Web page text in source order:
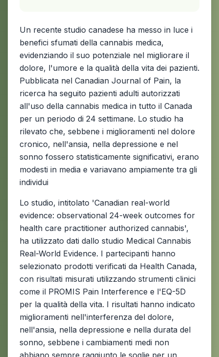
Un recente studio canadese ha messo in luce i
benefici sfumati della cannabis medica,
evidenziando il suo potenziale nel migliorare il
dolore, l'umore e la qualità della vita dei pazienti.
Pubblicata nel Canadian Journal of Pain, la
ricerca ha seguito pazienti adulti autorizzati
all'uso della cannabis medica in tutto il Canada
per un periodo di 24 settimane. Lo studio ha
rilevato che, sebbene i miglioramenti nel dolore
cronico, nell'ansia, nella depressione e nel
sonno fossero statisticamente significativi, erano
modesti in media e variavano ampiamente tra gli
individui
Lo studio, intitolato 'Canadian real-world
evidence: observational 24-week outcomes for
health care practitioner authorized cannabis',
ha utilizzato dati dallo studio Medical Cannabis
Real-World Evidence. I partecipanti hanno
selezionato prodotti verificati da Health Canada,
con risultati misurati utilizzando strumenti clinici
come il PROMIS Pain Interference e l'EQ-5D
per la qualità della vita. I risultati hanno indicato
miglioramenti nell'interferenza del dolore,
nell'ansia, nella depressione e nella durata del
sonno, sebbene i cambiamenti medi non
abbiano sempre raggiunto le soglie per un